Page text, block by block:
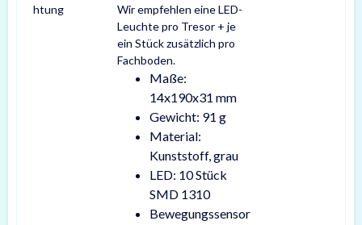
Wir empfehlen eine LED-
Leuchte pro Tresor + je
ein Stück zusätzlich pro
Fachboden.
Maße:
14x190x31 mm
Gewicht: 91 g
Material:
Kunststoff, grau
LED: 10 Stück
SMD 1310
Bewegungssensor